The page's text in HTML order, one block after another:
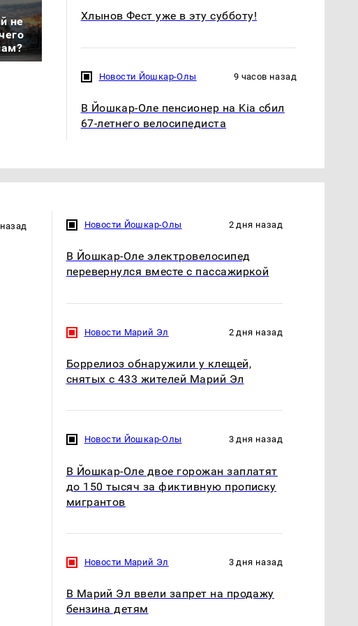
не
продукта: что купить?
СМИ: В Химках на
полицейскую
подожгли.
Хлынов Фест уже в эту субботу!
Новости Йошкар-Олы 9 часов назад
В Йошкар-Оле пенсионер на Kia сбил
67-летнего велосипедиста
Новости Йошкар-Олы 2 дня назад
В Йошкар-Оле электровелосипед
перевернулся вместе с пассажиркой
Новости Марий Эл 2 дня назад
Боррелиоз обнаружили у клещей,
снятых с 433 жителей Марий Эл
Новости Йошкар-Олы 3 дня назад
В Йошкар-Оле двое горожан заплатят
до 150 тысяч за фиктивную прописку
мигрантов
Новости Марий Эл 3 дня назад
В Марий Эл ввели запрет на продажу
бензина детям